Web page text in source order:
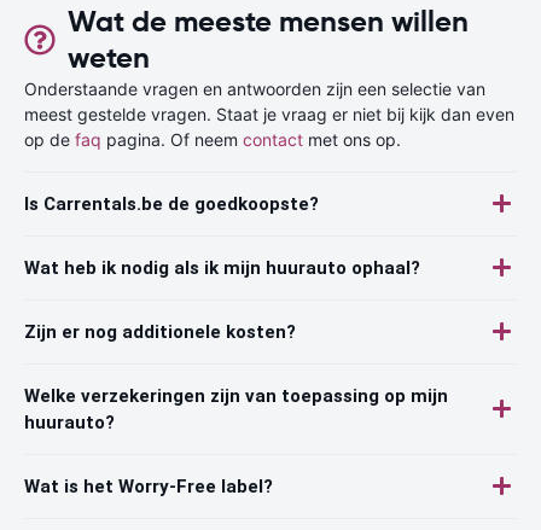
Wat de meeste mensen willen
weten
Onderstaande vragen en antwoorden zijn een selectie van
meest gestelde vragen. Staat je vraag er niet bij kijk dan even
op de faq pagina. Of neem contact met ons op.
Is Carrentals.be de goedkoopste?
Wat heb ik nodig als ik mijn huurauto ophaal?
Zijn er nog additionele kosten?
Welke verzekeringen zijn van toepassing op mijn
huurauto?
Wat is het Worry-Free label?